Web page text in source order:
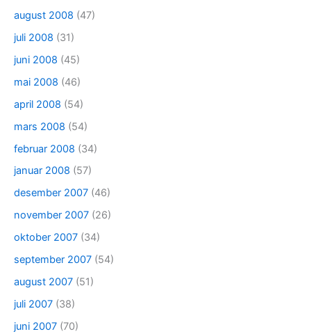
august 2008 (47)
juli 2008 (31)
juni 2008 (45)
mai 2008 (46)
april 2008 (54)
mars 2008 (54)
februar 2008 (34)
januar 2008 (57)
desember 2007 (46)
november 2007 (26)
oktober 2007 (34)
september 2007 (54)
august 2007 (51)
juli 2007 (38)
juni 2007 (70)